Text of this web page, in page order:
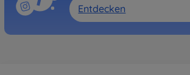
Entdecken